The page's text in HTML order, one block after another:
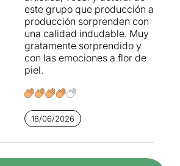
este grupo que producción a
producción sorprenden con
una calidad indudable. Muy
gratamente sorprendido y
con las emociones a flor de
piel.
18/06/2026